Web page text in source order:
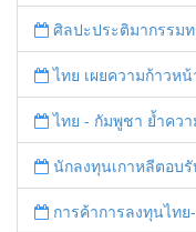
ศิลปะประติมากรรมทรายริม
ไทย เผยความก้าวหน้ายกระดับค
ไทย - กัมพูชา ย้ำความร่วมมือในโอก
นักลงทุนเกาหลีตอบรับกา
การค้าการลงทุนไทย-เดนมาร์